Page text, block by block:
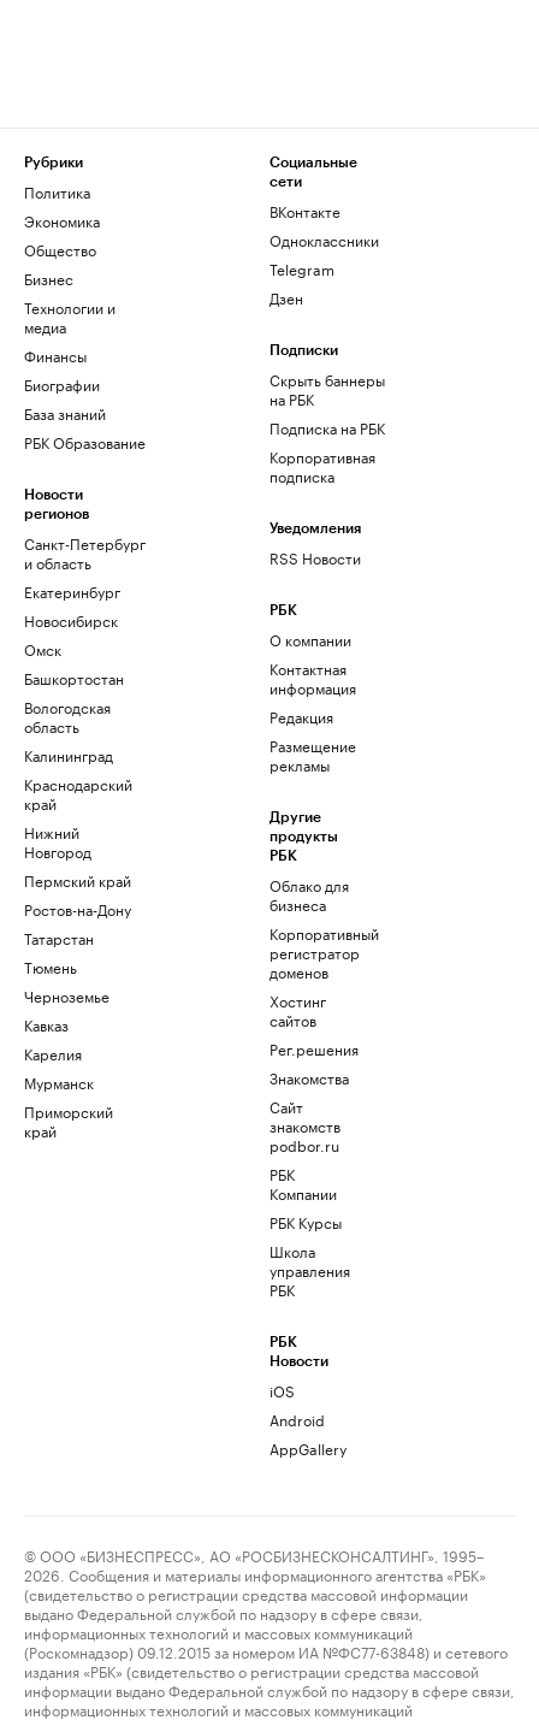
Рубрики
Политика
Экономика
Общество
Бизнес
Технологии и
медиа
Финансы
Биографии
База знаний
РБК Образование
Новости
регионов
Санкт-Петербург
и область
Екатеринбург
Новосибирск
Омск
Башкортостан
Вологодская
область
Калининград
Краснодарский
край
Нижний
Новгород
Пермский край
Ростов-на-Дону
Татарстан
Тюмень
Черноземье
Кавказ
Карелия
Мурманск
Приморский
край
Социальные
сети
ВКонтакте
Одноклассники
Telegram
Дзен
Подписки
Скрыть баннеры
на РБК
Подписка на РБК
Корпоративная
подписка
Уведомления
RSS Новости
РБК
О компании
Контактная
информация
Редакция
Размещение
рекламы
Другие
продукты
РБК
Облако для
бизнеса
Корпоративный
регистратор
доменов
Хостинг
сайтов
Рег.решения
Знакомства
Сайт
знакомств
podbor.ru
РБК
Компании
РБК Курсы
Школа
управления
РБК
РБК
Новости
iOS
Android
AppGallery
© ООО «БИЗНЕСПРЕСС», АО «РОСБИЗНЕСКОНСАЛТИНГ», 1995–
2026. Сообщения и материалы информационного агентства «РБК»
(свидетельство о регистрации средства массовой информации
выдано Федеральной службой по надзору в сфере связи,
информационных технологий и массовых коммуникаций
(Роскомнадзор) 09.12.2015 за номером ИА №ФС77-63848) и сетевого
издания «РБК» (свидетельство о регистрации средства массовой
информации выдано Федеральной службой по надзору в сфере связи,
информационных технологий и массовых коммуникаций